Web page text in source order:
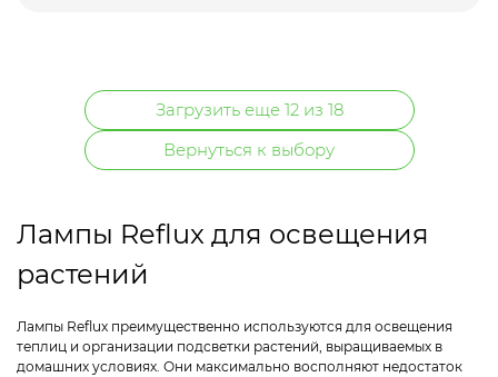
Загрузить еще 12 из 18
Вернуться к выбору
Лампы Reflux для освещения
растений
Лампы Reflux преимущественно используются для освещения
теплиц и организации подсветки растений, выращиваемых в
домашних условиях. Они максимально восполняют недостаток